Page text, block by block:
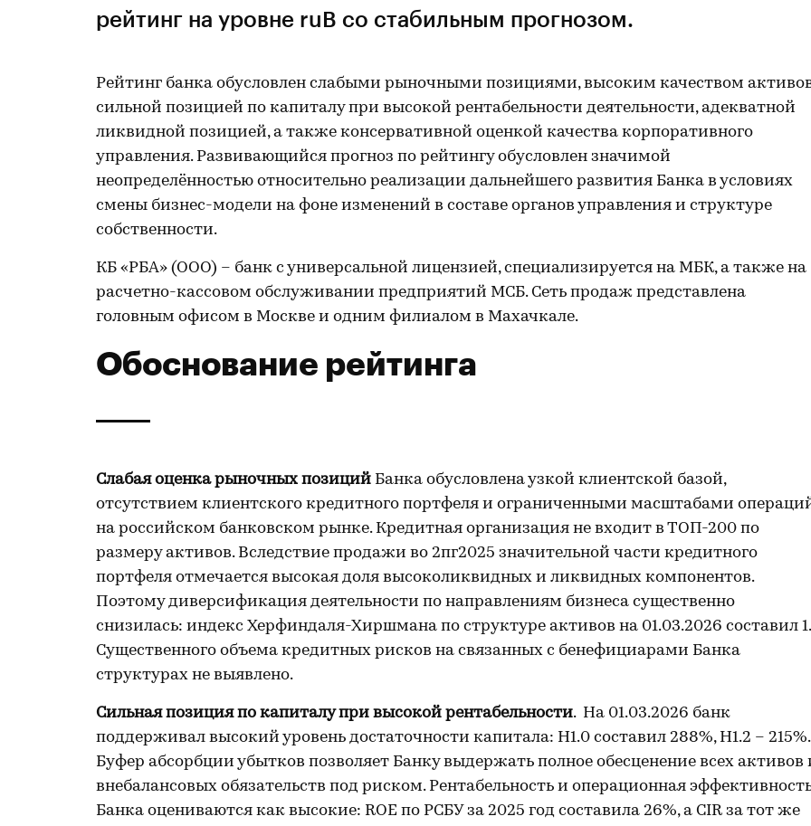
рейтинг на уровне ruB со стабильным прогнозом.
Рейтинг банка обусловлен слабыми рыночными позициями, высоким качеством
сильной позицией по капиталу при высокой рентабельности деятельности, адекватной
ликвидной позицией, а также консервативной оценкой качества корпоративного
управления. Развивающийся прогноз по рейтингу обусловлен значимой
неопределённостью относительно реализации дальнейшего развития Банка в условиях
смены бизнес-модели на фоне изменений в составе органов управления и структуре
собственности.
КБ «РБА» (ООО) – банк с универсальной лицензией, специализируется на МБК, а также на
расчетно-кассовом обслуживании предприятий МСБ. Сеть продаж представлена
головным офисом в Москве и одним филиалом в Махачкале.
Обоснование рейтинга
Слабая оценка рыночных позиций Банка обусловлена узкой клиентской базой,
отсутствием клиентского кредитного портфеля и ограниченными масштабами
на российском банковском рынке. Кредитная организация не входит в ТОП-200 по
размеру активов. Вследствие продажи во 2пг2025 значительной части кредитного
портфеля отмечается высокая доля высоколиквидных и ликвидных компонентов.
Поэтому диверсификация деятельности по направлениям бизнеса существенно
снизилась: индекс Херфиндаля-Хиршмана по структуре активов на 01.03.2026 составил 1.
Существенного объема кредитных рисков на связанных с бенефициарами Банка
структурах не выявлено.
Сильная позиция по капиталу при высокой рентабельности. На 01.03.2026 банк
поддерживал высокий уровень достаточности капитала: Н1.0 составил 288%, Н1.2 – 215%.
Буфер абсорбции убытков позволяет Банку выдержать полное обесценение всех активов
внебалансовых обязательств под риском. Рентабельность и операционная
Банка оцениваются как высокие: ROE по РСБУ за 2025 год составила 26%, а CIR за тот же